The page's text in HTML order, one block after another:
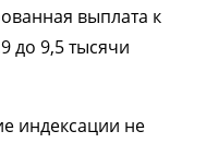
выплата к
до 9,5 тысячи
индексации не